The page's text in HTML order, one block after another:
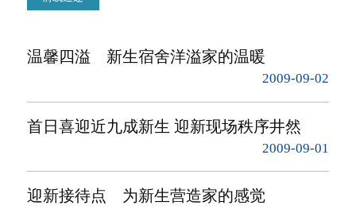
温馨四溢 新生宿舍洋溢家的温暖
2009-09-02
首日喜迎近九成新生 迎新现场秩序井然
2009-09-01
迎新接待点 为新生营造家的感觉